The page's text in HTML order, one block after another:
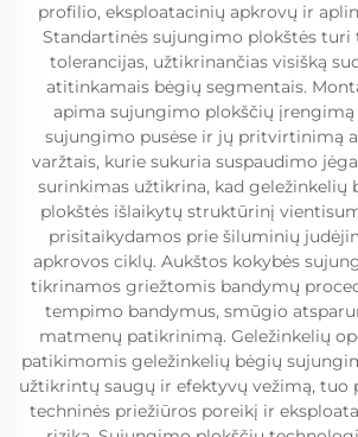
profilio, eksploatacinių apkrovų ir
Standartinės sujungimo plokštės
tolerancijas, užtikrinančias visišką
atitinkamais bėgių segmentais.
apima sujungimo plokščių įrengimą
sujungimo pusėse ir jų pritvirtinimą
varžtais, kurie sukuria suspaudimo
surinkimas užtikrina, kad geležinkelių
plokštės išlaikytų struktūrinį
prisitaikydamos prie šiluminių
apkrovos ciklų. Aukštos kokybės
tikrinamos griežtomis bandymų
tempimo bandymus, smūgio
matmenų patikrinimą. Geležinkelių
patikimomis geležinkelių bėgių
užtikrintų saugų ir efektyvų vežimą, tuo
techninės priežiūros poreikį ir